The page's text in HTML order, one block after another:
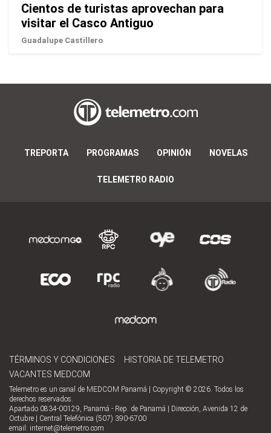
Cientos de turistas aprovechan para
visitar el Casco Antiguo
Guadalupe Castillero
TREPORTA PROGRAMAS OPINIÓN NOVELAS
TELEMETRO RADIO
TÉRMINOS Y CONDICIONES
HISTORIA DE TELEMETRO
VACANTES MEDCOM
Telemetro es un canal de MEDCOM Panamá | Copyright © 2026. Todos los
derechos reservados.
Apartado 0834-00129, Panamá - Rep. de Panamá | Dirección, Avenida 12 de
Octubre | Central Telefónica (507) 390-6700
email: internet@telemetro.com